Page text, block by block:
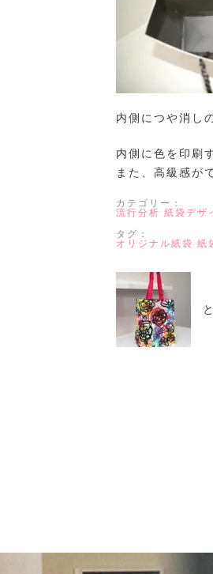
内側につや消し
内側に色を印刷
また、高級感が
カテゴリー：
流行分析 紙袋デザ
タグ：
オリジナル紙袋 紙